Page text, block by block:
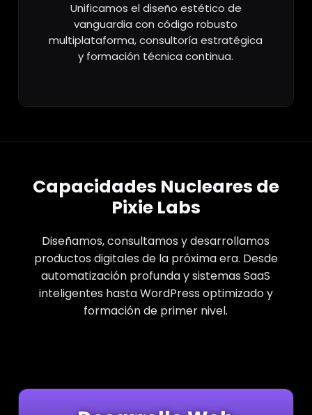
Unificamos el diseño estético de
vanguardia con código robusto
multiplataforma, consultoría estratégica
y formación técnica continua.
Capacidades Nucleares de
Pixie Labs
Diseñamos, consultamos y desarrollamos
productos digitales de la próxima era. Desde
automatización profunda y sistemas SaaS
inteligentes hasta WordPress optimizado y
formación de primer nivel.